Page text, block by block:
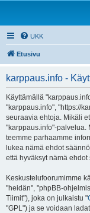
UKK
Etusivu
karppaus.info -
Käyttämällä
"karppaus.info", "https://
seuraavia ehtoja. Mikäli
"karppaus.info"-palvelua.
teemme parhaamme
lukea nämä ehdot
että hyväksyt nämä
Keskustelufoorumimme
"heidän", "phpBB-
Tiimit"), joka on julkaistu "
"GPL") ja se voidaan